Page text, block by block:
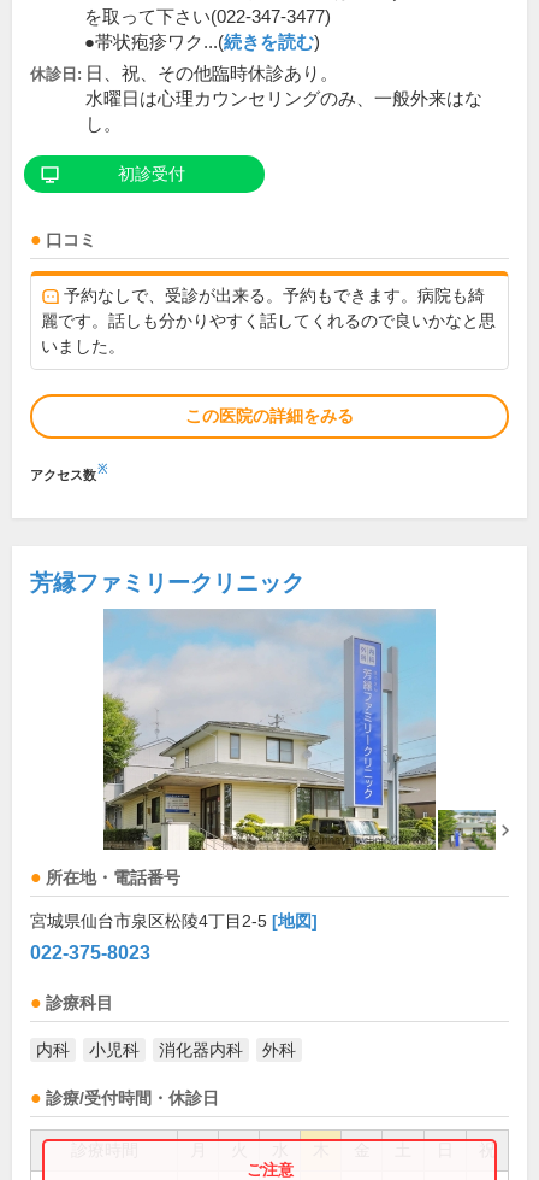
を取って下さい(022-347-3477)
●帯状疱疹ワク...(続きを読む)
休診日: 日、祝、その他臨時休診あり。
水曜日は心理カウンセリングのみ、一般外来はな
し。
初診受付
口コミ
予約なしで、受診が出来る。予約もできます。病院も綺
麗です。話しも分かりやすく話してくれるので良いかなと思
いました。
この医院の詳細をみる
アクセス数※
芳縁ファミリークリニック
所在地・電話番号
宮城県仙台市泉区松陵4丁目2-5 [地図]
022-375-8023
診療科目
内科 小児科 消化器内科 外科
診療/受付時間・休診日
祝